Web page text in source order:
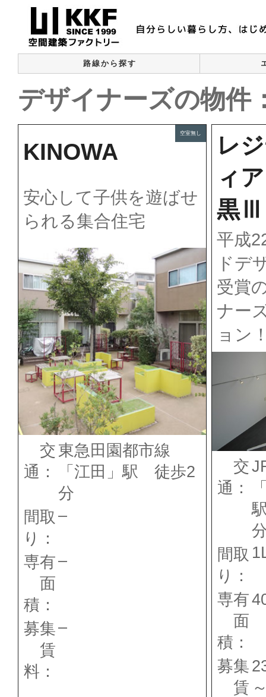
路線から探す
デザイナーズの物件
KINOWA
安心して子供を遊ばせ
られる集合住宅
交
通：
東急田園都市線
「江田」駅 徒歩2
分
間取
り：
–
専有
面
積：
–
募集
賃
料：
–
空室無し
レ
ィ
黒Ⅲ
平成
ドデ
受賞
ナー
ョン
交
通：
間取
り：
専有
面
積：
募集
賃